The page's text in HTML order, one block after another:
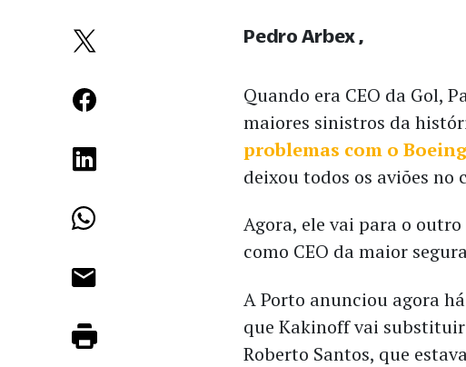
Quando era CEO da Gol,
maiores sinistros da
problemas com o
deixou todos os aviões no
Agora, ele vai para o
como CEO da maior
A Porto anunciou agora
que Kakinoff vai substituir
Roberto Santos, que
Pedro Arbex